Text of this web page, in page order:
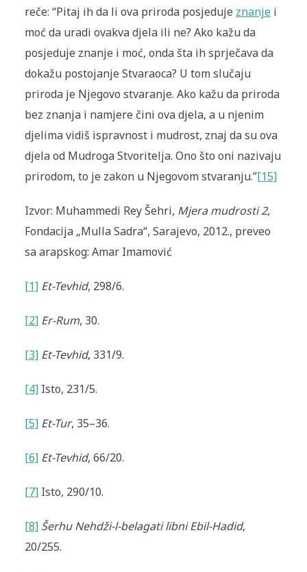
reče: “Pitaj ih da li ova priroda posjeduje znanjei
moć da uradi ovakva djela ili ne? Ako kažu da
posjeduje znanje i moć, onda šta ih sprječava da
dokažu postojanje Stvaraoca? U tom slučaju
priroda je Njegovo stvaranje. Ako kažu da priroda
bez znanja i namjere čini ova djela, a u njenim
djelima vidiš ispravnost i mudrost, znaj da su ova
djela od Mudroga Stvoritelja. Ono što oni nazivaju
prirodom, to je zakon u Njegovom stvaranju.”[15]
Izvor: Muhammedi Rey Šehri, Mjera mudrosti 2,
Fondacija „Mulla Sadra“, Sarajevo, 2012., preveo
sa arapskog: Amar Imamović
[1] Et-Tevhid, 298/6.
[2] Er-Rum, 30.
[3] Et-Tevhid, 331/9.
[4]Isto, 231/5.
[5] Et-Tur, 35–36.
[6] Et-Tevhid, 66/20.
[7]Isto, 290/10.
[8] Šerhu Nehdži-l-belagati libni Ebil-Hadid,
20/255.